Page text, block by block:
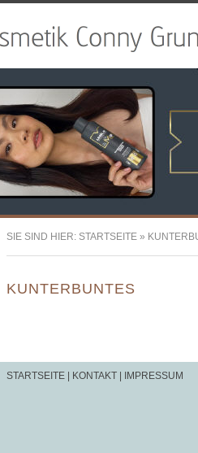
SIE SIND HIER: STARTSEITE »
KUNTERBUNTES
STARTSEITE KONTAKT IMPRESSUM